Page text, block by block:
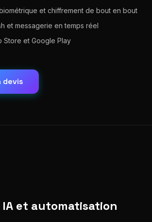
et chiffrement de bout en bout
et messagerie en temps réel
Store et Google Play
devis
et automatisation